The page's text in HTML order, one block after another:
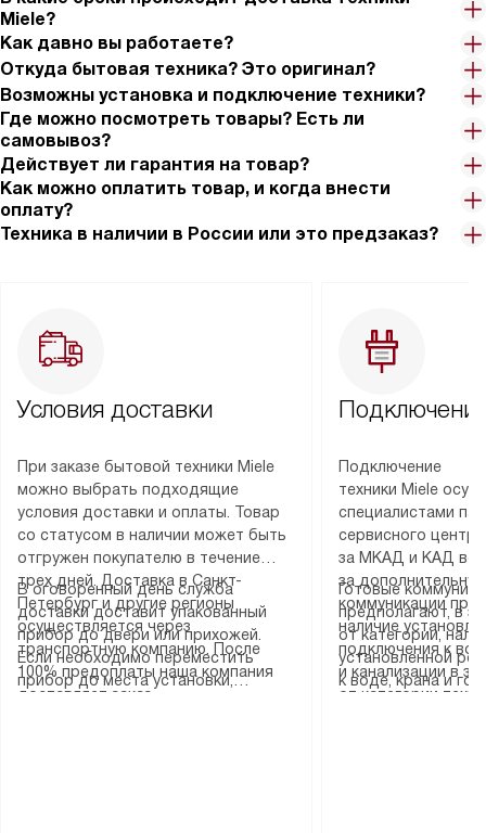
Miele?
Как давно вы работаете?
Откуда бытовая техника? Это оригинал?
Возможны установка и подключение техники?
Где можно посмотреть товары? Есть ли
самовывоз?
Действует ли гарантия на товар?
Как можно оплатить товар, и когда внести
оплату?
Техника в наличии в России или это предзаказ?
Условия доставки
При заказе бытовой техники Miele
можно выбрать подходящие
условия доставки и оплаты. Товар
со статусом в наличии может быть
отгружен покупателю в течение
трех дней. Доставка в Санкт-
Петербург и другие регионы
осуществляется через
транспортную компанию. После
100% предоплаты наша компания
доставляет заказ
В оговоренный день служба
доставки доставит упакованный
прибор до двери или прихожей.
Если необходимо переместить
прибор до места установки,
Подключение
техники Miele
специалистами
сервисного
за МКАД и КАД
за
коммуникации
наличие
подключения к
и канализации в
от категории
Готовые
предполагают, в
от категории,
установленной
к воде, крана и